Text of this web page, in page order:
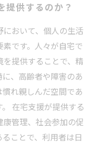
提供するのか？
おいて、個人の生活
です。人々が自宅で
提供することで、精
、高齢者や障害のあ
れ親しんだ空間であ
在宅支援が提供する
管理、社会参加の促
ことで、利用者は日